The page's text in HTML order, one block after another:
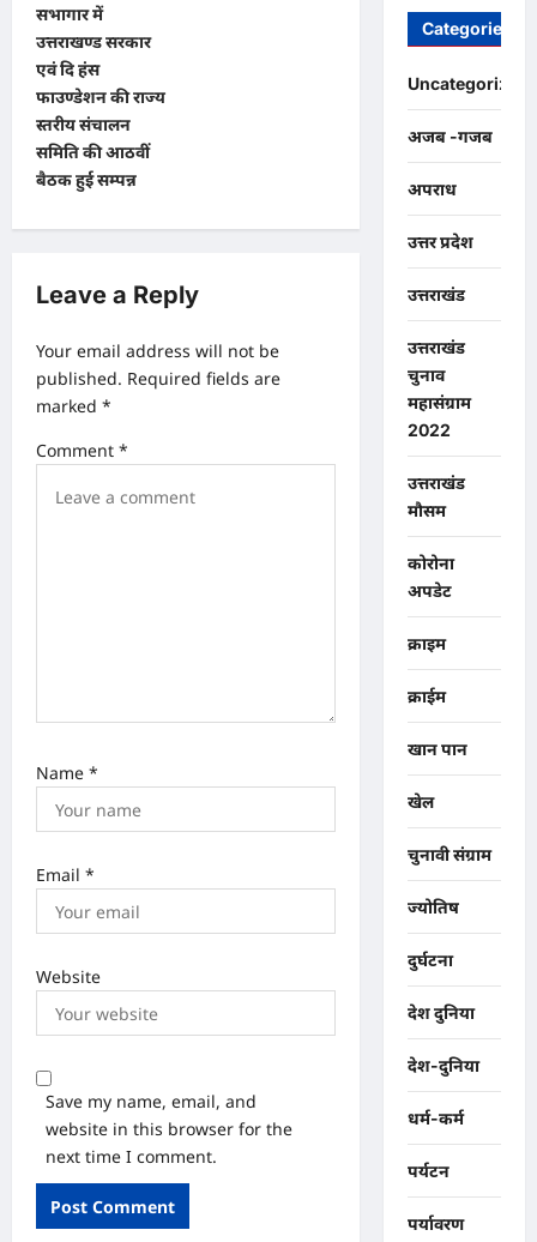
t
n
a
v
i
t
o
n
सभागार में
उत्तराखण्ड सरकार
एवं दि हंस
फाउण्डेशन की राज्य
स्तरीय संचालन
समिति की आठवीं
बैठक हुई सम्पन्न
Leave a Reply
Your email address will not be
published. Required fields are
marked *
Comment *
Name *
Email *
Website
Save my name, email, and
website in this browser for the
next time I comment.
Categories
Uncategorized
अजब -गजब
अपराध
उत्तर प्रदेश
उत्तराखंड
उत्तराखंड
चुनाव
महासंग्राम
2022
उत्तराखंड
मौसम
कोरोना
अपडेट
क्राइम
क्राईम
खान पान
खेल
चुनावी संग्राम
ज्योतिष
दुर्घटना
देश दुनिया
देश-दुनिया
धर्म-कर्म
पर्यटन
पर्यावरण